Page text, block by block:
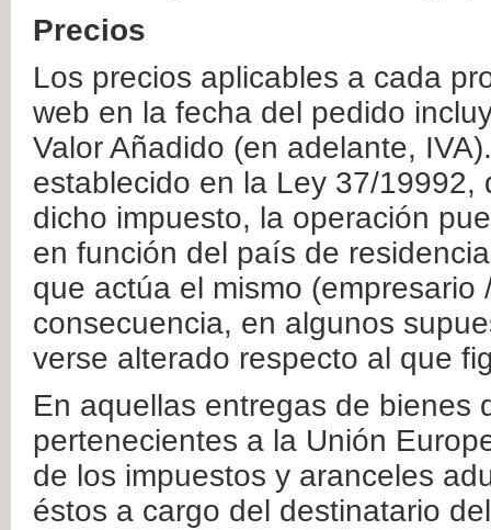
Precios
Los precios aplicables a cada
web en la fecha del pedido
Valor Añadido (en adelante,
establecido en la Ley 37/
dicho impuesto, la operación
en función del país de
que actúa el mismo
consecuencia, en algunos
verse alterado respecto al que
En aquellas entregas de bienes
pertenecientes a la Unión
de los impuestos y aranceles
éstos a cargo del destinatario